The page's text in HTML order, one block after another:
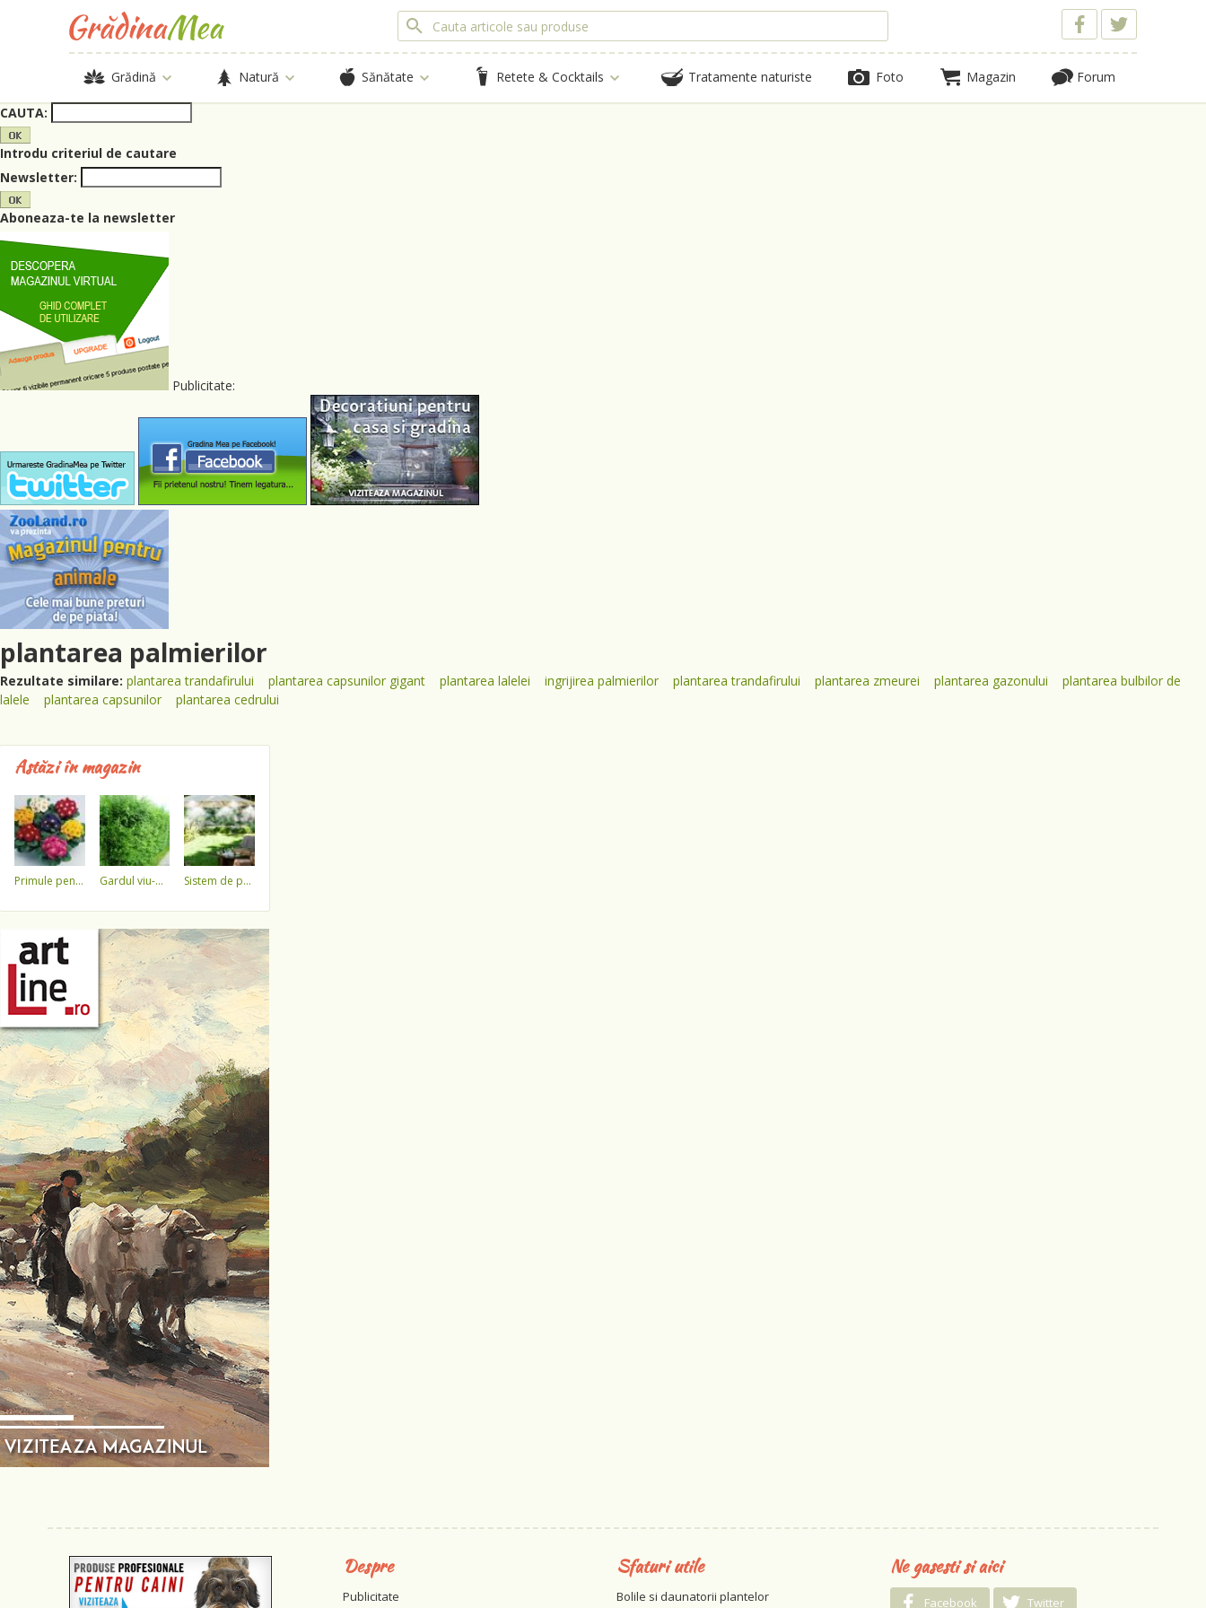
Grădină Natură Sănătate Retete & Cocktails Tratamente naturiste Foto Magazin Forum
CAUTA:
Introdu criteriul de cautare
Newsletter:
Aboneaza-te la newsletter
Publicitate:
plantarea palmierilor
Rezultate similare: plantarea trandafirului plantarea capsunilor gigant plantarea lalelei ingrijirea palmierilor plantarea trandafirului plantarea zmeurei plantarea gazonului
plantarea bulbilor de
lalele
plantarea capsunilor plantarea cedrului
Astăzi în magazin
primule pentru 1 martie 3,5 lei / ghiveci !!!! gardul viu-minune! sistem de pulverizare a apei
Despre
Publicitate
Sfaturi utile
Bolile si daunatorii plantelor
Ne gasesti si aici
Facebook Twitter